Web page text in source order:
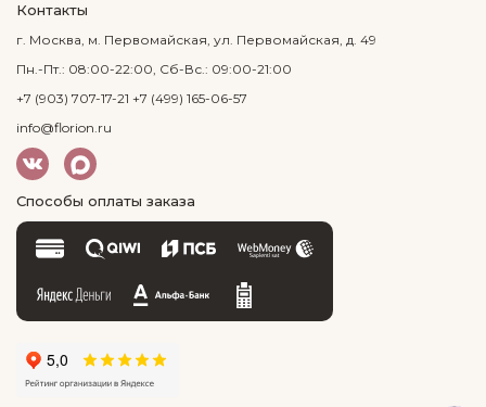
Контакты
г. Москва, м. Первомайская, ул. Первомайская, д. 49
Пн.-Пт.: 08:00-22:00, Сб-Вс.: 09:00-21:00
+7 (903) 707-17-21 +7 (499) 165-06-57
info@florion.ru
Способы оплаты заказа